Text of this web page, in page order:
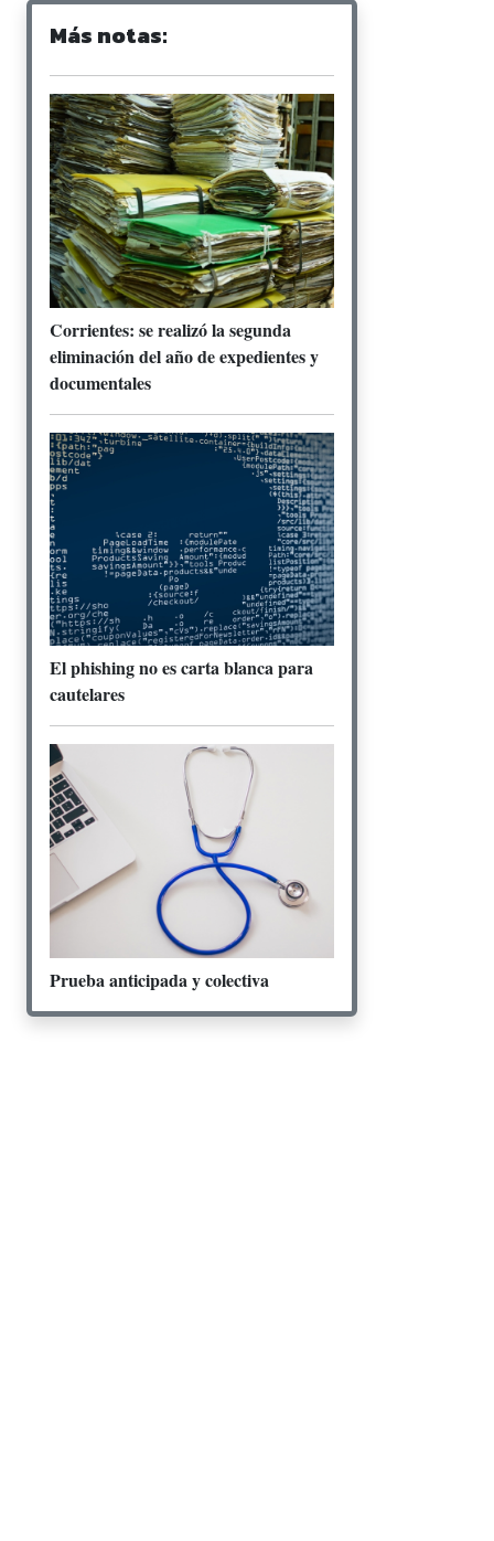
Más notas:
Corrientes: se realizó la segunda
eliminación del año de expedientes y
documentales
El phishing no es carta blanca para
cautelares
Prueba anticipada y colectiva